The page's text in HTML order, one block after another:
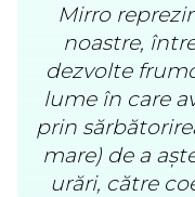
Mirro
noastre,
dezvolte
lume în care
prin
mare) de a
urări, către